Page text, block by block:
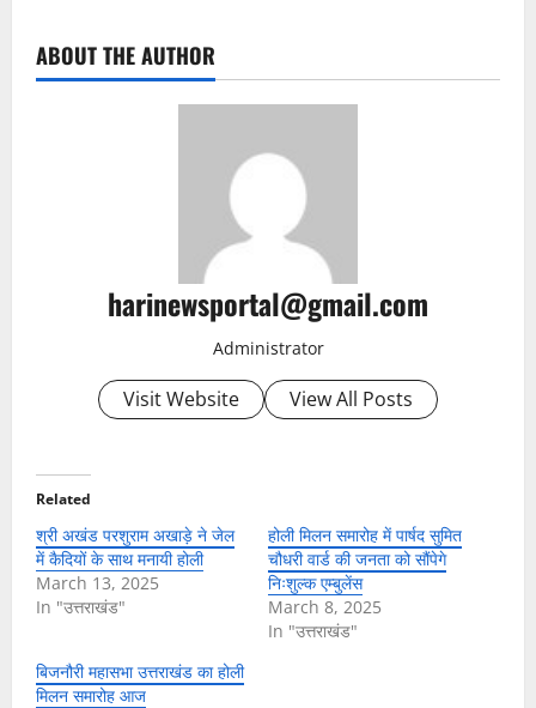
ABOUT THE AUTHOR
harinewsportal@gmail.com
Administrator
Visit Website View All Posts
Related
श्री अखंड परशुराम अखाड़े ने जेल
में कैदियों के साथ मनायी होली
March 13, 2025
In "उत्तराखंड"
होली मिलन समारोह में पार्षद सुमित
चौधरी वार्ड की जनता को सौंपेगे
निःशुल्क एम्बुलेंस
March 8, 2025
In "उत्तराखंड"
बिजनौरी महासभा उत्तराखंड का होली
मिलन समारोह आज